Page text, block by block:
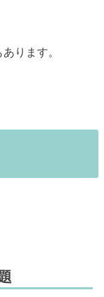
ります。